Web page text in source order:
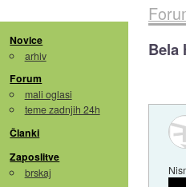
Novice
arhiv
Forum
mali oglasi
teme zadnjih 24h
Članki
Zaposlitve
brskaj
Bela